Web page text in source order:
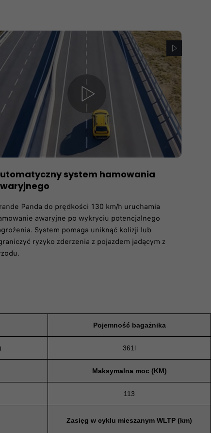
system hamowania
Panda do prędkości 130 km/h uruchamia
awaryjne po wykryciu potencjalnego
System pomaga uniknąć kolizji lub
ryzyko zderzenia z pojazdem jadącym z
Pojemność bagażnika
361l
Maksymalna moc (KM)
113
Zasięg w cyklu mieszanym WLTP (km)